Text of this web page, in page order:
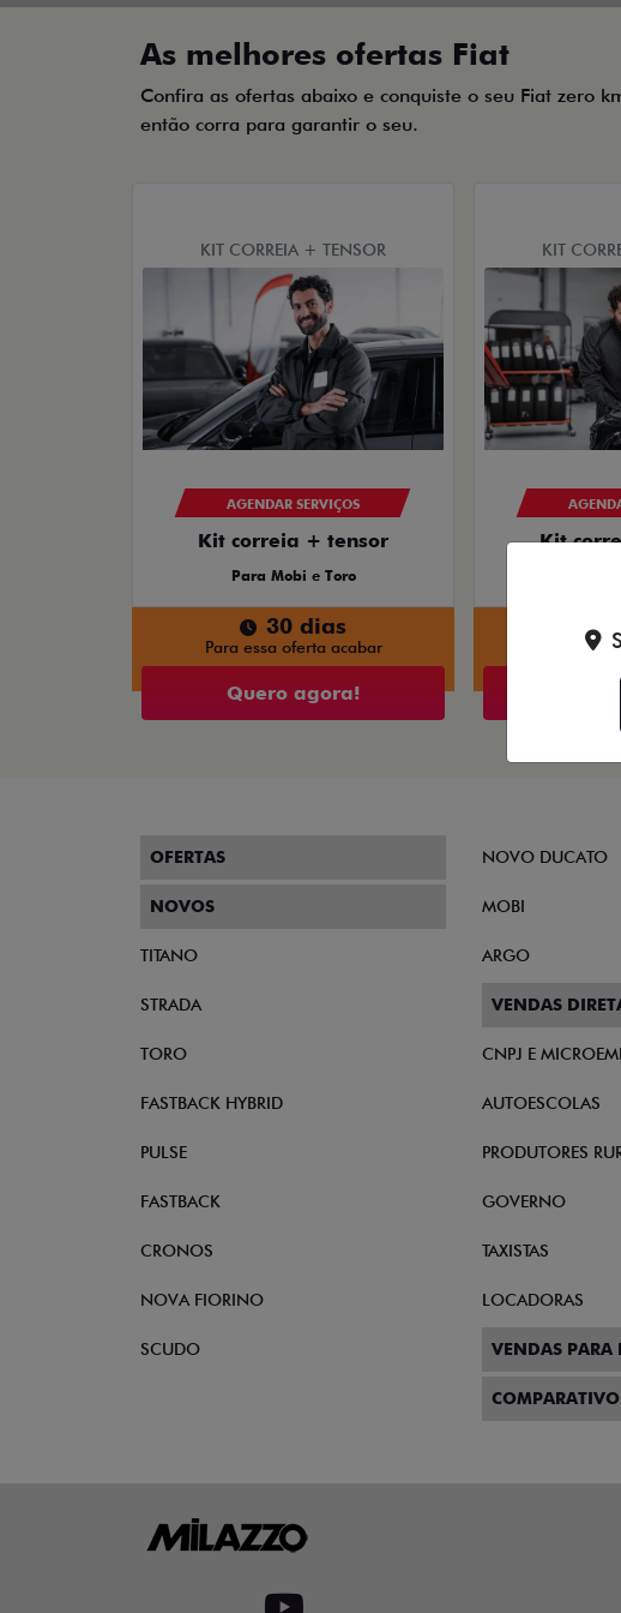
As melhores ofertas Fiat
Confira as ofertas abaixo e conquiste o seu Fiat zero
então corra para garantir o seu.
KIT CORREIA + TENSOR
AGENDAR SERVIÇOS
Kit correia + tensor
Para Mobi e Toro
30 dias
Para essa oferta acabar
Quero agora!
KIT
Kit
Para
OFERTAS
NOVOS
TITANO
STRADA
TORO
FASTBACK HYBRID
PULSE
FASTBACK
CRONOS
NOVA FIORINO
SCUDO
NOVO DUCATO
MOBI
ARGO
VENDAS
CNPJ E
AUTOESCOLAS
PRODUTORES
GOVERNO
TAXISTAS
LOCADORAS
VENDAS PARA
COMPARATIVO